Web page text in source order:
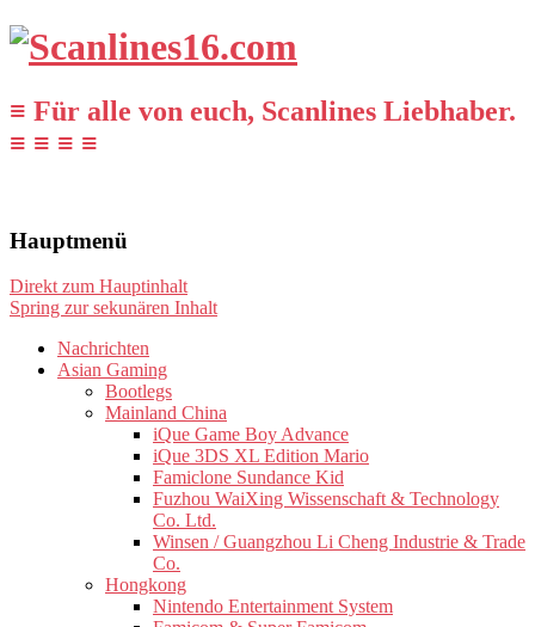
≡ Für alle von euch, Scanlines Liebhaber.
≡ ≡ ≡ ≡
Hauptmenü
Direkt zum Hauptinhalt
Spring zur sekunären Inhalt
Nachrichten
Asian Gaming
Bootlegs
Mainland China
iQue Game Boy Advance
iQue 3DS XL Edition Mario
Famiclone Sundance Kid
Fuzhou WaiXing Wissenschaft & Technology
Co. Ltd.
Winsen / Guangzhou Li Cheng Industrie & Trade
Co.
Hongkong
Nintendo Entertainment System